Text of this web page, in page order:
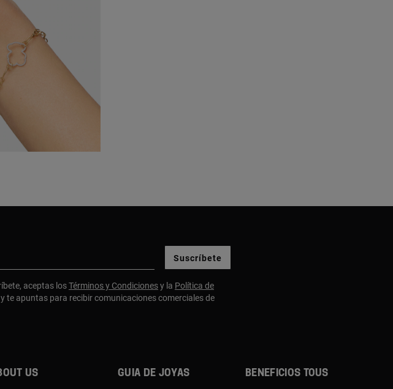
Suscríbete
aceptas losTérminos y Condicionesy la Política de
y te apuntas para recibir comunicaciones comerciales de
us Guia de joyas Beneficios TOUS